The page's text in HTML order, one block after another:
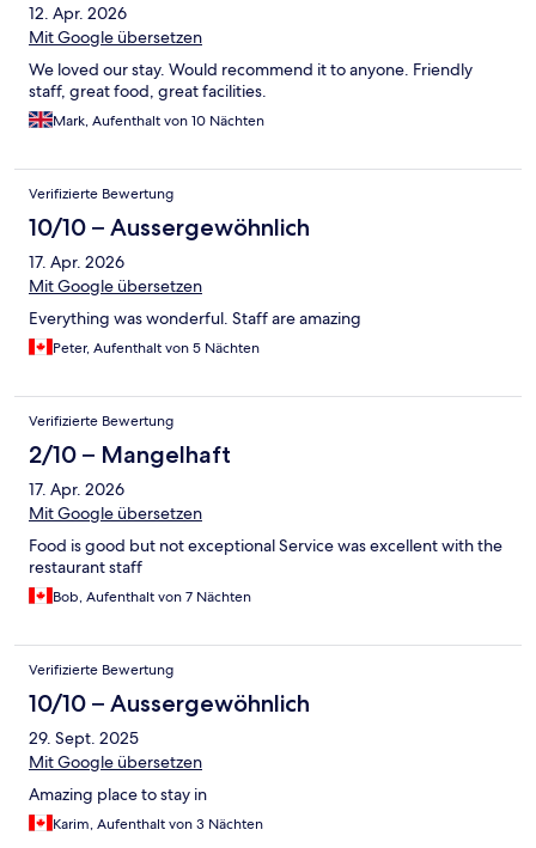
12. Apr. 2026
Mit Google übersetzen
We loved our stay. Would recommend it to anyone. Friendly
staff, great food, great facilities.
Mark, Aufenthalt von 10 Nächten
Verifizierte Bewertung
10/10 – Aussergewöhnlich
17. Apr. 2026
Mit Google übersetzen
Everything was wonderful. Staff are amazing
Peter, Aufenthalt von 5 Nächten
Verifizierte Bewertung
2/10 – Mangelhaft
17. Apr. 2026
Mit Google übersetzen
Food is good but not exceptional Service was excellent with the
restaurant staff
Bob, Aufenthalt von 7 Nächten
Verifizierte Bewertung
10/10 – Aussergewöhnlich
29. Sept. 2025
Mit Google übersetzen
Amazing place to stay in
Karim, Aufenthalt von 3 Nächten